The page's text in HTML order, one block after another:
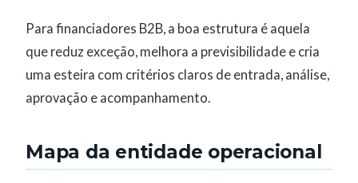
Para financiadores B2B, a boa estrutura é aquela
que reduz exceção, melhora a previsibilidade e cria
uma esteira com critérios claros de entrada, análise,
aprovação e acompanhamento.
Mapa da entidade operacional